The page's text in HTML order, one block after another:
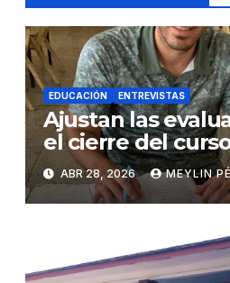
EDUCACIÓN ENTREVISTAS
Ajustan las
el cierre del
ABR 28, 2026 MEYLIN